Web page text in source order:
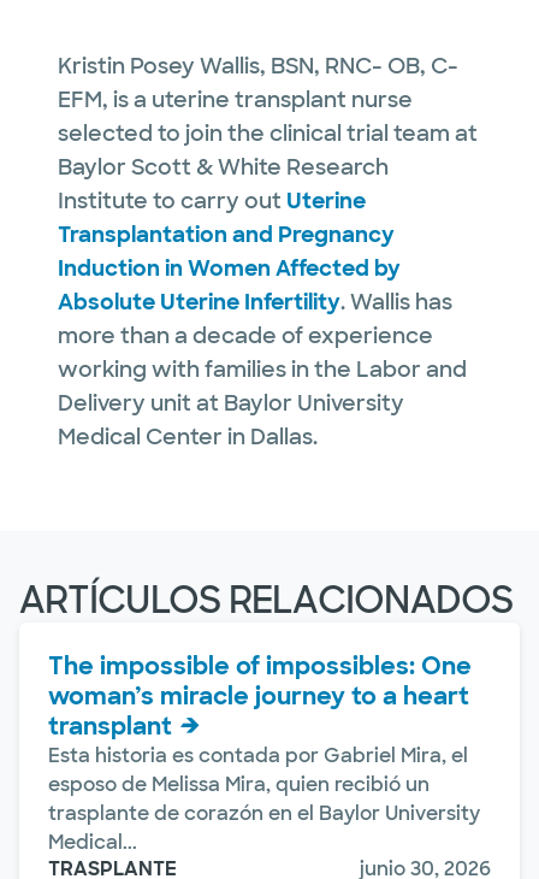
Kristin Posey Wallis, BSN, RNC- OB, C-
EFM, is a uterine transplant nurse
selected to join the clinical trial team at
Baylor Scott & White Research
Institute to carry out Uterine
Transplantation and Pregnancy
Induction in Women Affected by
Absolute Uterine Infertility. Wallis has
more than a decade of experience
working with families in the Labor and
Delivery unit at Baylor University
Medical Center in Dallas.
ARTÍCULOS RELACIONADOS
The impossible of impossibles: One
woman’s miracle journey to a heart
transplant
Esta historia es contada por Gabriel Mira, el
esposo de Melissa Mira, quien recibió un
trasplante de corazón en el Baylor University
Medical...
TRASPLANTE
junio 30, 2026